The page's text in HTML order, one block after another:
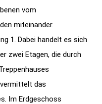
vom
miteinander.
1. Dabei handelt es sich
zwei Etagen, die durch
das
Im Erdgeschoss